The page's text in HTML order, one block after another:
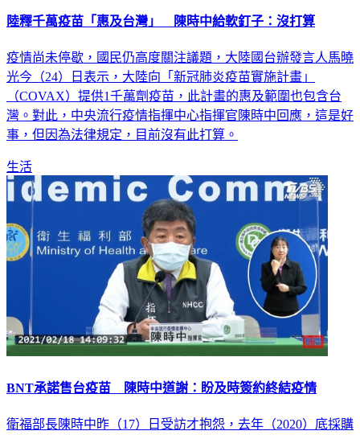
陸釋千萬疫苗「惠及台灣」 陳時中給軟釘子：沒打算
疫情尚未停歇，國民仍高度關注議題，大陸國台辦發言人馬曉
光今（24）日表示，大陸向「新冠肺炎疫苗實施計畫」
（COVAX）提供1千萬劑疫苗，此計畫的惠及範圍也包含台
灣。對此，中央流行疫情指揮中心指揮官陳時中回應，這是好
事，但因為法律規定，目前沒有此打算。
生活
BNT承諾售台疫苗 陳時中道謝：盼及時簽約終結疫情
衛福部長陳時中昨（17）日受訪才抱怨，去年（2020）底採購